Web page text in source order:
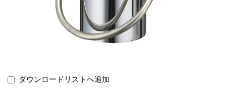
ダウンロードリストへ追加